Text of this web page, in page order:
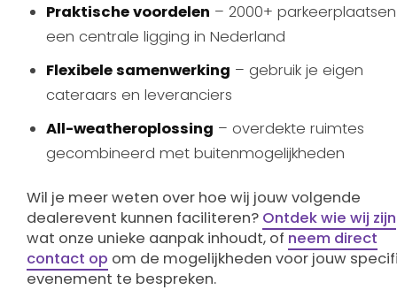
Praktische voordelen – 2000+
een centrale ligging in Nederland
Flexibele samenwerking – gebruik je eigen
cateraars en leveranciers
All-weatheroplossing – overdekte ruimtes
gecombineerd met buitenmogelijkheden
Wil je meer weten over hoe wij jouw volgende
dealerevent kunnen faciliteren? Ontdek wie wij zijn
wat onze unieke aanpak inhoudt, of neem direct
contact op om de mogelijkheden voor jouw
evenement te bespreken.